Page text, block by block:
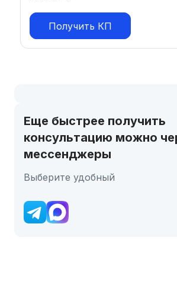
Получить КП
Еще быстрее получить
консультацию можно
мессенджеры
Выберите удобный